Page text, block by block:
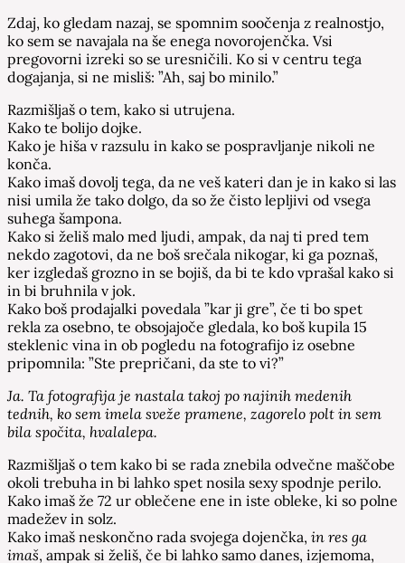
Zdaj, ko gledam nazaj, se spomnim soočenja z realnostjo,
ko sem se navajala na še enega novorojenčka. Vsi
pregovorni izreki so se uresničili. Ko si v centru tega
dogajanja, si ne misliš: ”Ah, saj bo minilo.”
Razmišljaš o tem, kako si utrujena.
Kako te bolijo dojke.
Kako je hiša v razsulu in kako se pospravljanje nikoli ne
konča.
Kako imaš dovolj tega, da ne veš kateri dan je in kako si las
nisi umila že tako dolgo, da so že čisto lepljivi od vsega
suhega šampona.
Kako si želiš malo med ljudi, ampak, da naj ti pred tem
nekdo zagotovi, da ne boš srečala nikogar, ki ga poznaš,
ker izgledaš grozno in se bojiš, da bi te kdo vprašal kako si
in bi bruhnila v jok.
Kako boš prodajalki povedala ”kar ji gre”, če ti bo spet
rekla za osebno, te obsojajoče gledala, ko boš kupila 15
steklenic vina in ob pogledu na fotografijo iz osebne
pripomnila: ”Ste prepričani, da ste to vi?”
Ja. Ta fotografija je nastala takoj po najinih medenih
tednih, ko sem imela sveže pramene, zagorelo polt in sem
bila spočita, hvalalepa.
Razmišljaš o tem kako bi se rada znebila odvečne maščobe
okoli trebuha in bi lahko spet nosila sexy spodnje perilo.
Kako imaš že 72 ur oblečene ene in iste obleke, ki so polne
madežev in solz.
Kako imaš neskončno rada svojega dojenčka, in res ga
imaš, ampak si želiš, če bi lahko samo danes, izjemoma,